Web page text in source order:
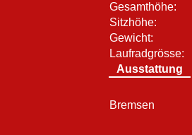
Gesamthöhe:
Sitzhöhe:
Gewicht:
Laufradgrösse:
Ausstattung
Bremsen